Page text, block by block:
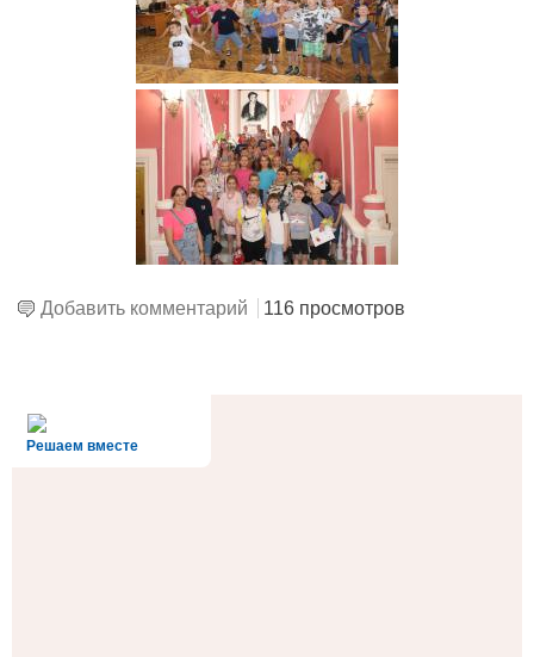
Добавить комментарий 116 просмотров
Решаем вместе